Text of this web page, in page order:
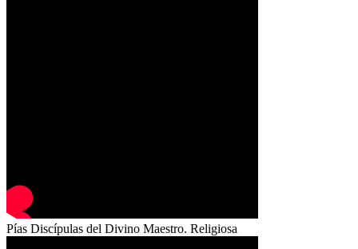
Pías Discípulas del Divino Maestro. Religiosa